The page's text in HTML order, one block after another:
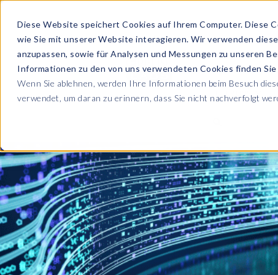
Diese Website speichert Cookies auf Ihrem Computer. Diese
wie Sie mit unserer Website interagieren. Wir verwenden
anzupassen, sowie für Analysen und Messungen zu unseren
Informationen zu den von uns verwendeten Cookies finden
Wenn Sie ablehnen, werden Ihre Informationen beim Besuch
verwendet, um daran zu erinnern, dass Sie nicht nachverfolgt
PRODUKTE
Datenschutz & Sicherheit
Data Privacy Suite
Data Secure™
Data Disclose™
SAP HCM & Payroll
Transformation mit PRISM™
SAP® SuccessFactors®
Integration Monitoring
Payroll reporting
Lesen Sie alle
Webinare
Lernen Sie von
Webinaren
E-Books,
Entdecken Sie
Videos
Verbessern Sie
ÜBER UNS
Wer wir sind
Unsere Kultur
Karriere
Partner